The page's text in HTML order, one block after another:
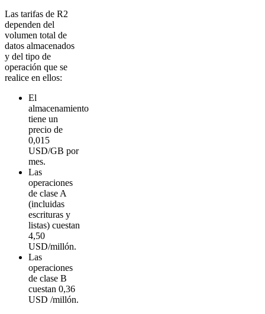
Las tarifas de R2
dependen del
volumen total de
datos almacenados
y del tipo de
operación que se
realice en ellos:
El
almacenamiento
tiene un
precio de
0,015
USD/GB por
mes.
Las
operaciones
de clase A
(incluidas
escrituras y
listas) cuestan
4,50
USD/millón.
Las
operaciones
de clase B
cuestan 0,36
USD /millón.